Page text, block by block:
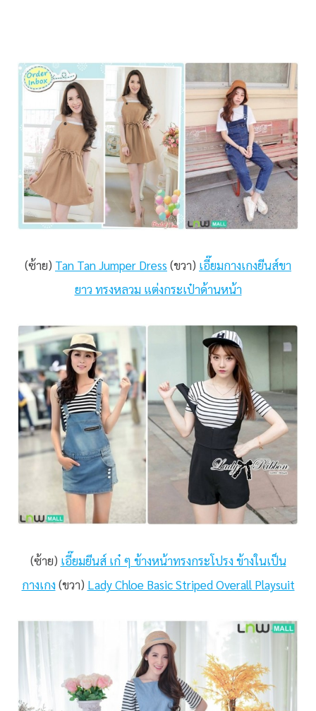
(ซ้าย) Tan Tan Jumper Dress (ขวา) เอี๊ยมกางเกงยีนส์ขา
ยาว ทรงหลวม แต่งกระเป๋าด้านหน้า
(ซ้าย) เอี๊ยมยีนส์ เก๋ ๆ ข้างหน้าทรงกระโปรง ข้างในเป็น
กางเกง(ขวา) Lady Chloe Basic Striped Overall Playsuit